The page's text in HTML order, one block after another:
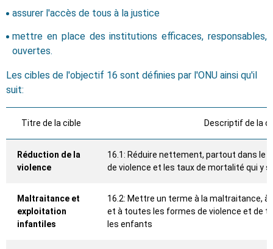
assurer l'accès de tous à la justice
mettre en place des institutions efficaces, responsables,
ouvertes.
Les cibles de l'objectif 16 sont définies par l'ONU ainsi qu'il
suit:
Titre de la cible Descriptif de la
Réduction de la
violence
16.1: Réduire nettement, partout dans le
de violence et les taux de mortalité qui y
Maltraitance et
exploitation
infantiles
16.2: Mettre un terme à la maltraitance, à
et à toutes les formes de violence et de
les enfants